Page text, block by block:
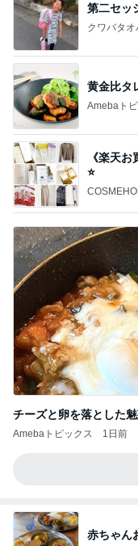
第二セッ
クワバタオ
黄金比タ
Amebaト
《楽天
⭐️
チーズと卵を落とした
Amebaトピックス 1日前
赤ちゃん